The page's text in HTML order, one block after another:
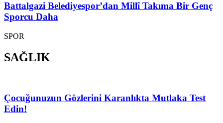
Battalgazi Belediyespor’dan Millî Takıma Bir Genç
Sporcu Daha
SPOR
SAĞLIK
Çocuğunuzun Gözlerini Karanlıkta Mutlaka Test
Edin!